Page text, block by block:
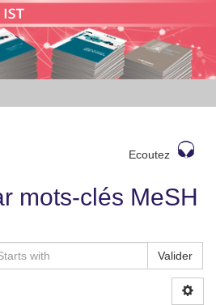
Ecoutez
mots-clés MeSH
Valider